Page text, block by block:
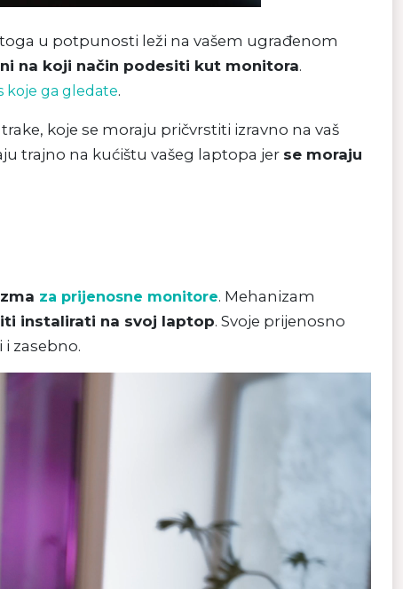
u potpunosti leži na vašem ugrađenom
na koji način podesiti kut monitora.
koje ga gledate.
koje se moraju pričvrstiti izravno na vaš
trajno na kućištu vašeg laptopa jer se moraju
za prijenosne monitore. Mehanizam
instalirati na svoj laptop. Svoje prijenosno
zasebno.